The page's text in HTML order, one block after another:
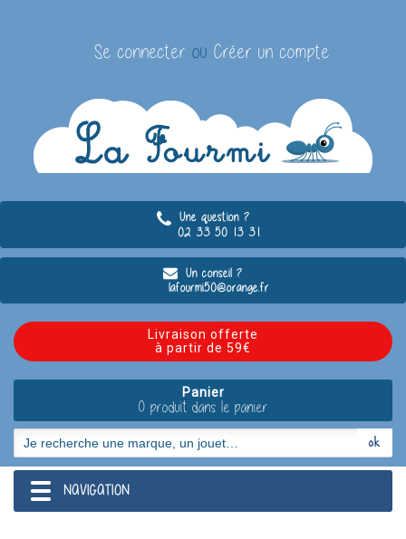
Se connecter ou Créer un compte
Une question ?
02 33 50 13 31
Un conseil ?
lafourmi50@orange.fr
Livraison offerte
à partir de 59€
Panier
0 produit dans le panier
navigation
NAVIGATION